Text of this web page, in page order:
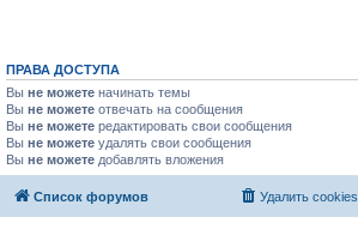
ПРАВА ДОСТУПА
Вы не можете начинать темы
Вы не можете отвечать на сообщения
Вы не можете редактировать свои сообщения
Вы не можете удалять свои сообщения
Вы не можете добавлять вложения
Список форумов Удалить cookies